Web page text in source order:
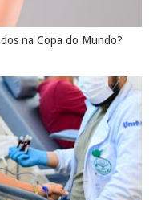
na Copa do Mundo?